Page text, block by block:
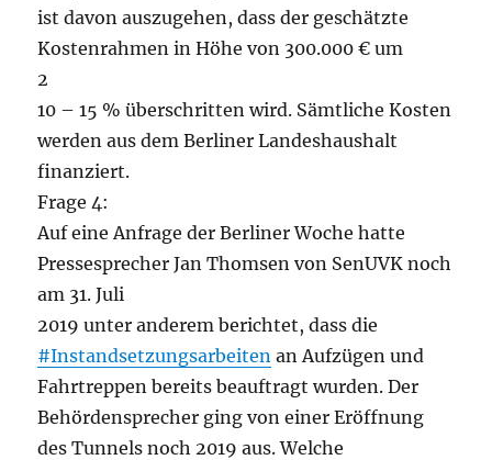
ist davon auszugehen, dass der geschätzte
Kostenrahmen in Höhe von 300.000 € um
2
10 – 15 % überschritten wird. Sämtliche Kosten
werden aus dem Berliner Landeshaushalt
finanziert.
Frage 4:
Auf eine Anfrage der Berliner Woche hatte
Pressesprecher Jan Thomsen von SenUVK noch
am 31. Juli
2019 unter anderem berichtet, dass die
#Instandsetzungsarbeiten an Aufzügen und
Fahrtreppen bereits beauftragt wurden. Der
Behördensprecher ging von einer Eröffnung
des Tunnels noch 2019 aus. Welche